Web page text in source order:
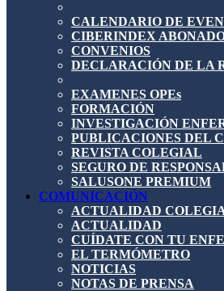
CALENDARIO DE
CIBERINDEX
CONVENIOS
DECLARACIÓN DE LA
EXAMENES OPEs
FORMACIÓN
INVESTIGACIÓN
PUBLICACIONES DEL
REVISTA COLEGIAL
SEGURO DE
SALUSONE PREMIUM
COMUNICACIÓN
ACTUALIDAD
ACTUALIDAD
CUÍDATE CON TU
EL TERMÓMETRO
NOTICIAS
NOTAS DE PRENSA